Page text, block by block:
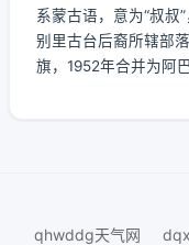
系蒙古语，意为“叔叔
别里古台后裔所辖部
旗，1952年合并为阿
qhwddg天气网